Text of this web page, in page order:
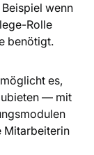
wenn
Rolle
benötigt.
es,
— mit
Mitarbeiterin